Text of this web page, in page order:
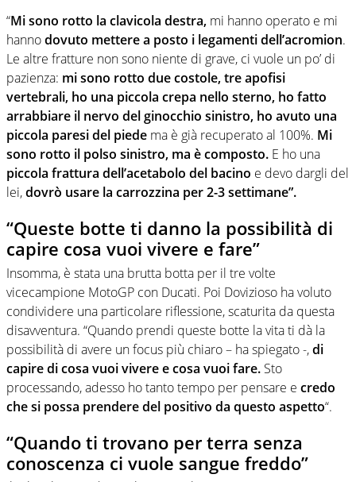
“Mi sono rotto la clavicola destra, mi hanno operato e mi
hannodovuto mettere a posto i legamenti dell’acromion.
Le altre fratture non sono niente di grave, ci vuole un po’ di
pazienza: mi sono rotto due costole, tre apofisi
vertebrali, ho una piccola crepa nello sterno, ho fatto
arrabbiare il nervo del ginocchio sinistro, ho avuto una
piccola paresi del piede ma è già recuperato al 100%. Mi
sono rotto il polso sinistro, ma è composto. E ho una
piccola frattura dell’acetabolo del bacino e devo dargli del
lei,dovrò usare la carrozzina per 2-3 settimane”.
“Queste botte ti danno la possibilità di
capire cosa vuoi vivere e fare”
Insomma, è stata una brutta botta per il tre volte
vicecampione MotoGP con Ducati. Poi Dovizioso ha voluto
condividere una particolare riflessione, scaturita da questa
disavventura. “Quando prendi queste botte la vita ti dà la
possibilità di avere un focus più chiaro – ha spiegato -,di
capire di cosa vuoi vivere e cosa vuoi fare. Sto
processando, adesso ho tanto tempo per pensare e credo
che si possa prendere del positivo da questo aspetto“.
“Quando ti trovano per terra senza
conoscenza ci vuole sangue freddo”